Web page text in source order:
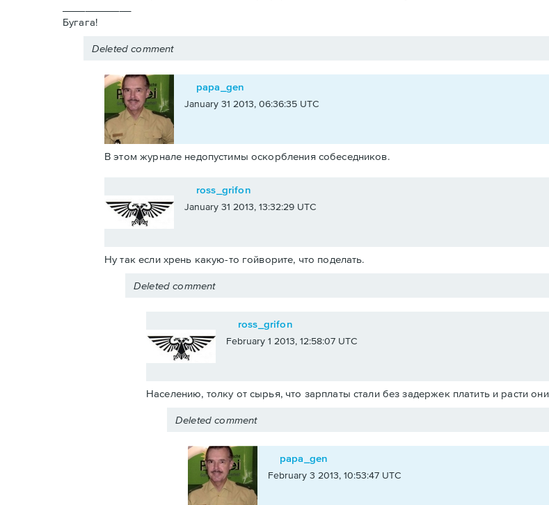
Бугага!
Deleted comment
papa_gen
January 31 2013, 06:36:35 UTC
В этом журнале недопустимы оскорбления собеседников.
ross_grifon
January 31 2013, 13:32:29 UTC
Ну так если хрень какую-то гойворите, что поделать.
Deleted comment
ross_grifon
February 1 2013, 12:58:07 UTC
Населению, толку от сырья, что зарплаты стали без задержек платить и расти
Deleted comment
papa_gen
February 3 2013, 10:53:47 UTC